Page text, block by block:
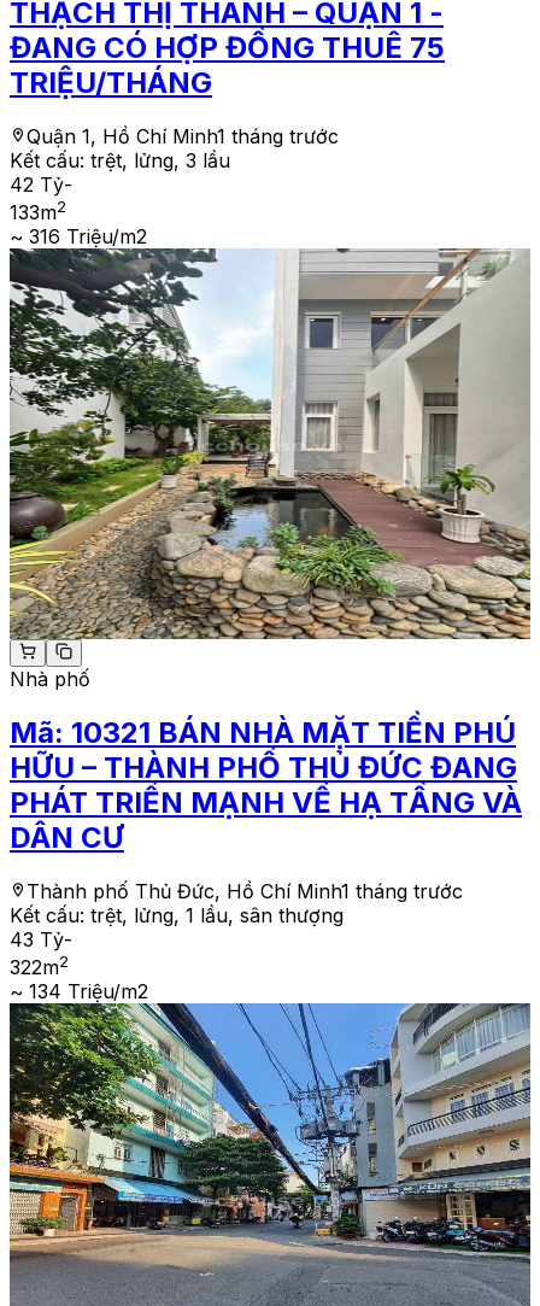
THẠCH THỊ THANH – QUẬN 1 -
ĐANG CÓ HỢP ĐỒNG THUÊ 75
TRIỆU/THÁNG
Quận 1, Hồ Chí Minh1 tháng trước
Kết cấu: trệt, lửng, 3 lầu
42 Tỷ-
133m2
~ 316 Triệu/m2
Nhà phố
Mã: 10321 BÁN NHÀ MẶT TIỀN PHÚ
HỮU – THÀNH PHỐ THỦ ĐỨC ĐANG
PHÁT TRIỂN MẠNH VỀ HẠ TẦNG VÀ
DÂN CƯ
Thành phố Thủ Đức, Hồ Chí Minh1 tháng trước
Kết cấu: trệt, lửng, 1 lầu, sân thượng
43 Tỷ-
322m2
~ 134 Triệu/m2